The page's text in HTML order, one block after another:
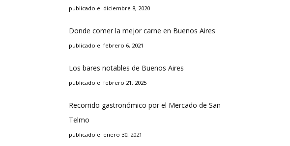
publicado el diciembre 8, 2020
Donde comer la mejor carne en Buenos Aires
publicado el febrero 6, 2021
Los bares notables de Buenos Aires
publicado el febrero 21, 2025
Recorrido gastronómico por el Mercado de San
Telmo
publicado el enero 30, 2021